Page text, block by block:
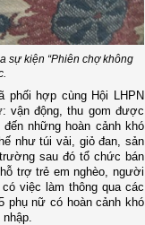
sự kiện “Phiên chợ không
phối hợp cùng Hội LHPN
vận động, thu gom được
những hoàn cảnh khó
như túi vải, giỏ đan, sản
sau đó tổ chức bán
trợ trẻ em nghèo, người
việc làm thông qua các
phụ nữ có hoàn cảnh khó